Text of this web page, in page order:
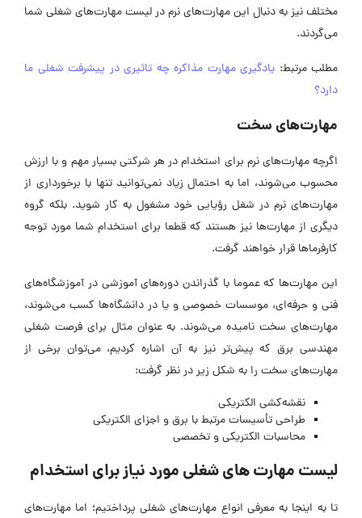
مختلف نیز به دنبال این مهارت‌های نرم در لیست مهارت‌‌های شغلی شما
می‌گردند.
مطلب مرتبط: یادگیری مهارت مذاکره چه تاثیری در پیشرفت شغلی ما
دارد؟
مهارت‌های سخت
اگرچه مهارت‌های نرم برای استخدام در هر شرکتی بسیار مهم و با ارزش
محسوب می‌شوند، اما به احتمال زیاد نمی‌توانید تنها با برخورداری از
مهارت‌های نرم در شغل رؤیایی خود مشغول به کار شوید. بلکه گروه
دیگری از مهارت‌ها نیز هستند که قطعا برای استخدام شما مورد توجه
کارفرماها قرار خواهند گرفت.
این مهارت‌ها که عموما با گذراندن دوره‌های آموزشی در آموزشگاه‌های
فنی و حرفه‌ای، موسسات خصوصی و یا در دانشگاه‌ها کسب می‌شوند،
مهارت‌های سخت نامیده می‌شوند. به عنوان مثال برای فرصت شغلی
مهندسی برق که پیش‌تر نیز به آن اشاره کردیم، می‌توان برخی از
مهارت‌های سخت را به شکل زیر در نظر گرفت:
نقشه‌کشی الکتریکی
طراحی تأسیسات مرتبط با برق و اجزای الکتریکی
محاسبات الکتریکی و تخصصی
لیست مهارت‌ های شغلی مورد نیاز برای استخدام
تا به اینجا به معرفی انواع مهارت‌های شغلی پرداختیم؛ اما مهارت‌های